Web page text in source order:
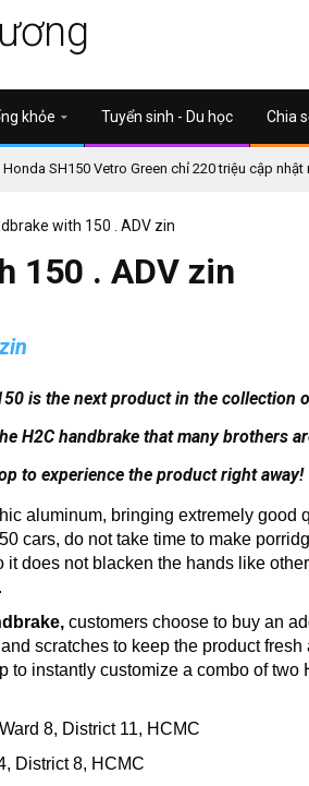
khỏe Tuyển sinh - Du học Chia
Honda SH150 Vetro Green chỉ 220 triệu cập
with 150 . ADV zin
150 . ADV zin
is the next product in the collection
H2C handbrake that many brothers
to experience the product right away!
aluminum, bringing extremely good
cars, do not take time to make
does not blacken the hands like
customers choose to buy an
scratches to keep the product fresh
to instantly customize a combo of two
8, District 11, HCMC
District 8, HCMC